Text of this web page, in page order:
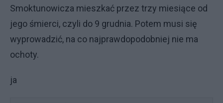
Smoktunowicza mieszkać przez trzy miesiące od
jego śmierci, czyli do 9 grudnia. Potem musi się
wyprowadzić, na co najprawdopodobniej nie ma
ochoty.
ja